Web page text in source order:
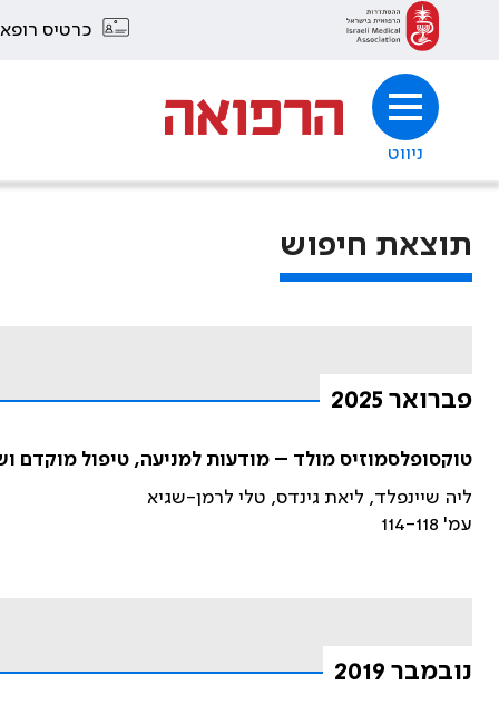
כרטיס
ניווט
תוצאת חיפוש
פברואר 2025
טוקסופלסמוזיס מולד – מודעות למניעה, טיפול מוקדם
ליה שיינפלד, ליאת גינדס, טלי לרמן-שגיא
עמ' 114-118
נובמבר 2019